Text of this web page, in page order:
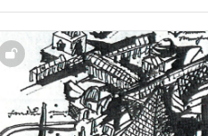
Studierejse: